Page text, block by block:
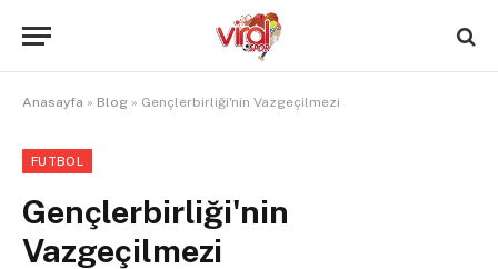
Anasayfa » Blog » Gençlerbirliği'nin Vazgeçilmezi
FUTBOL
Gençlerbirliği'nin
Vazgeçilmezi